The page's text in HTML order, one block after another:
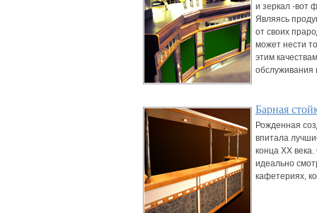
и зеркал -вот
Являясь
от своих
может нести
этим
обслуживания
Барная
Рожденная
впитала
конца ХХ
идеально
кафетериях,